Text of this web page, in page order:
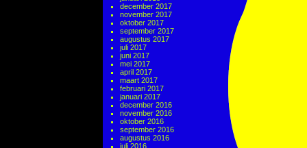
december 2017
november 2017
oktober 2017
september 2017
augustus 2017
juli 2017
juni 2017
mei 2017
april 2017
maart 2017
februari 2017
januari 2017
december 2016
november 2016
oktober 2016
september 2016
augustus 2016
juli 2016